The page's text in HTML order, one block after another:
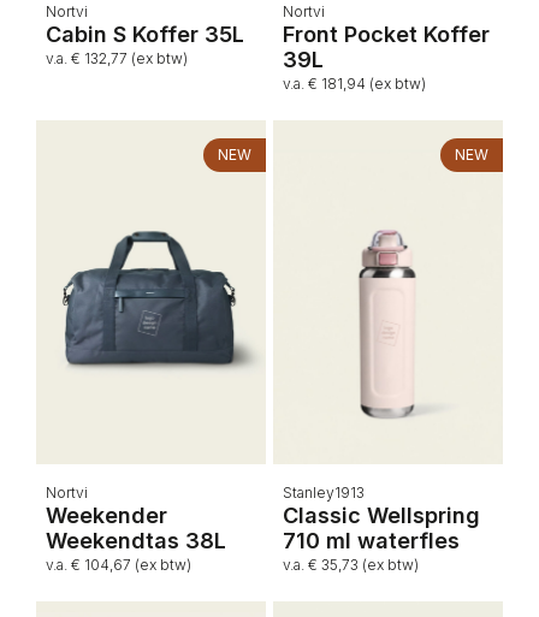
Nortvi
Cabin S Koffer 35L
v.a. € 132,77 (ex btw)
Nortvi
Front Pocket Koffer
39L
v.a. € 181,94 (ex btw)
NEW
Nortvi
Weekender
Weekendtas 38L
v.a. € 104,67 (ex btw)
NEW
Stanley1913
Classic Wellspring
710 ml waterfles
v.a. € 35,73 (ex btw)